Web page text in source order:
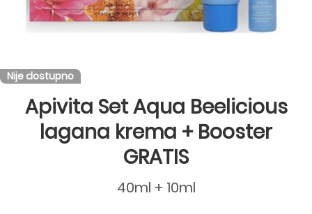
Nije dostupno
Apivita Set Aqua Beelicious
lagana krema + Booster
GRATIS
40ml + 10ml